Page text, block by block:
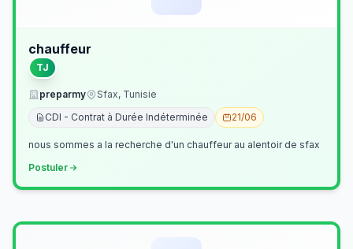
chauffeur
TJ
preparmy
Sfax, Tunisie
CDI - Contrat à Durée Indéterminée
21/06
nous sommes a la recherche d'un chauffeur au alentoir de sfax
Postuler